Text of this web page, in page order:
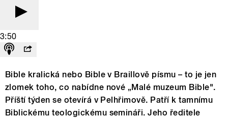
3:50
Bible kralická nebo Bible v Braillově písmu – to je jen
zlomek toho, co nabídne nové „Malé muzeum Bible".
Příští týden se otevírá v Pelhřimově. Patří k tamnímu
Biblickému teologickému semináři. Jeho ředitele